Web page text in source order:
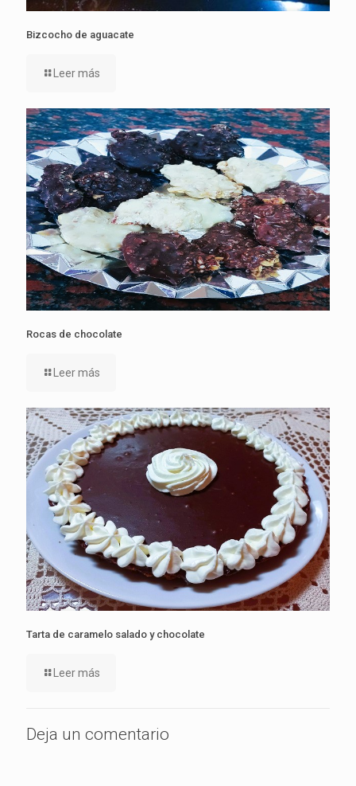
Bizcocho de aguacate
Leer más
Rocas de chocolate
Leer más
Tarta de caramelo salado y chocolate
Leer más
Deja un comentario